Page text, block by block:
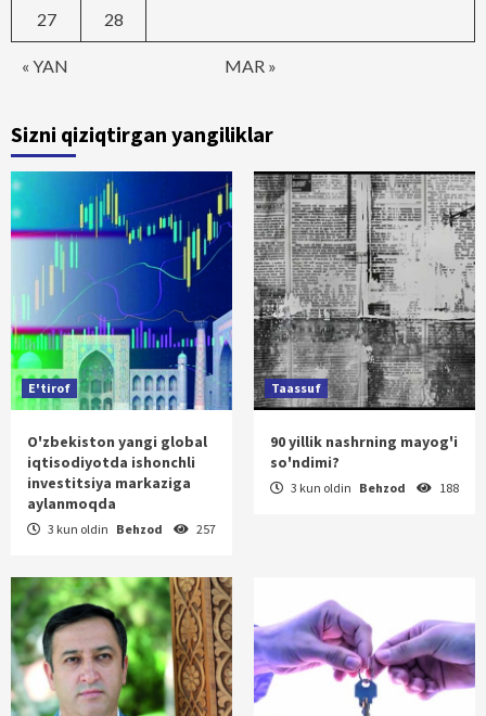
« YAN MAR »
27 28
Sizni qiziqtirgan yangiliklar
E'tirof
O'zbekiston yangi global
iqtisodiyotda ishonchli
investitsiya markaziga
aylanmoqda
3 kun oldin Behzod 257
Taassuf
90 yillik nashrning mayog'i
so'ndimi?
3 kun oldin Behzod 188